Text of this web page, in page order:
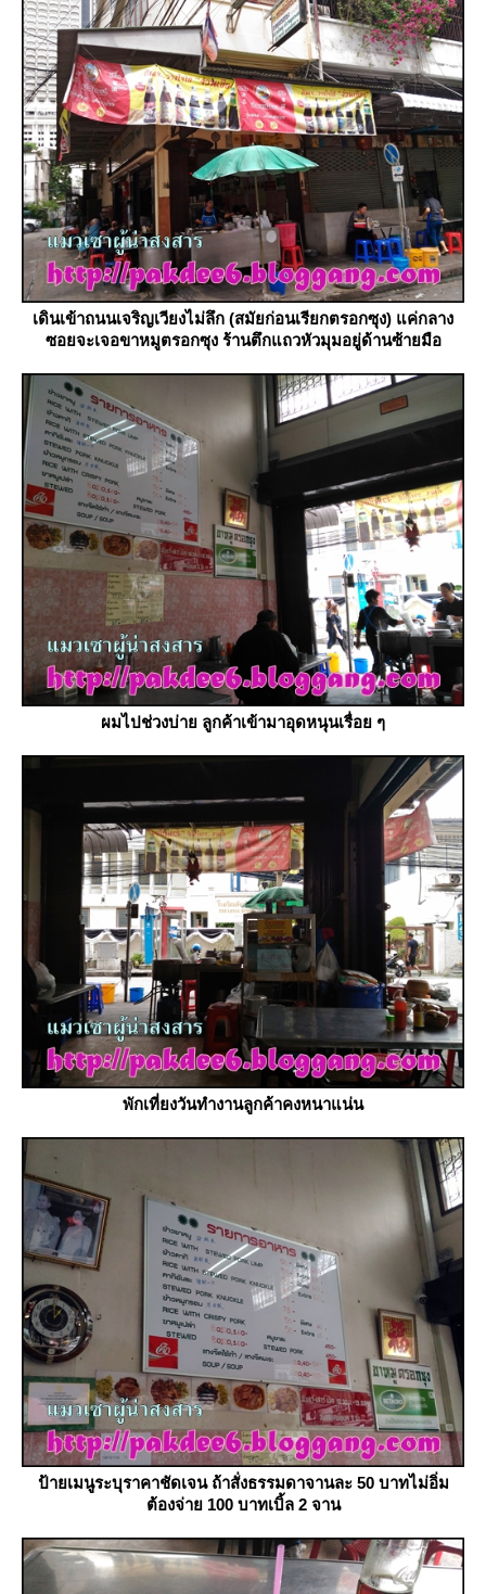
เดินเข้าถนนเจริญเวียงไม่ลึก (สมัยก่อนเรียกตรอกซุง) แค่กลาง
ซอยจะเจอขาหมูตรอกซุง ร้านตึกแถวหัวมุมอยู่ด้านซ้ายมือ
ผมไปช่วงบ่าย ลูกค้าเข้ามาอุดหนุนเรื่อย ๆ
พักเที่ยงวันทำงานลูกค้าคงหนาแน่น
ป้ายเมนูระบุราคาชัดเจน ถ้าสั่งธรรมดาจานละ 50 บาทไม่อิ่ม
ต้องจ่าย 100 บาทเบิ้ล 2 จาน